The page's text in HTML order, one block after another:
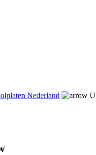
Nederland